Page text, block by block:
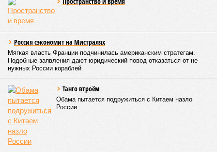
геологические, метеорологические и физические явления,
которые для человека довольно опасны. Или попросту
смертельны. И вот несколько тому примеров.
Все стихии сразу
Около 100 лет назад в Поднебесной приключилось то, что
последовательно поразили: многолетняя засуха, страшный
паводок, невероятные ливни. Несколько миллионов
человек не пережили этот разгул стихий. Вот что тогда
приключилось.
Зима 1931 года выдалась в Китае чрезвычайно